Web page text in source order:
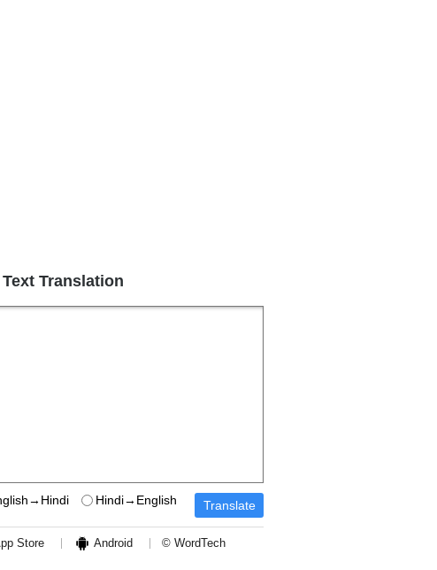
Translation
Hindi→English
Store Android © WordTech